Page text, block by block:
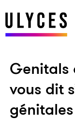
Genitals
vous dit